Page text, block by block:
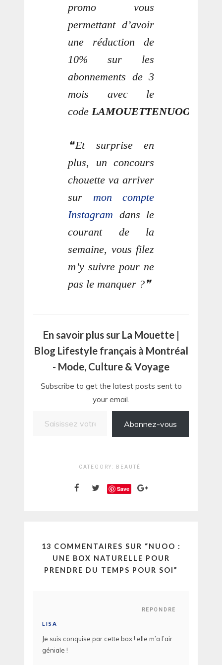
promo vous
permettant d’avoir
une réduction de
10% sur les
abonnements de 3
mois avec le
code LAMOUETTENUOO
Et surprise en
plus, un concours
chouette va arriver
sur mon compte
Instagram dans le
courant de la
semaine, vous filez
m’y suivre pour ne
pas le manquer ?
En savoir plus sur La Mouette |
Blog Lifestyle français à Montréal
- Mode, Culture & Voyage
Subscribe to get the latest posts sent to
your email.
Abonnez-vous
CATEGORY: BEAUTÉ
Save
13 COMMENTAIRES SUR “NUOO :
UNE BOX NATURELLE POUR
PRENDRE DU TEMPS POUR SOI”
REPONDRE
LISA
Je suis conquise par cette box ! elle m’a l’air
géniale !